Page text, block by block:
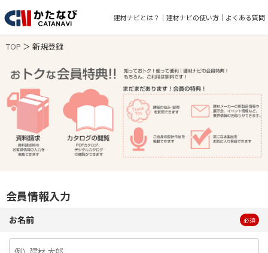
建材ナビとは？ 建材ナビの使い方 よくある質問
TOP ＞ 新規登録
会員情報入力
お名前 必須